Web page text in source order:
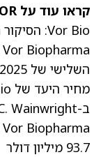
קראו עוד על VOR:
Vor Bio: הסיקור חודש ב-Wedbush עם דירוג נייטרלי
השלישי של 2025 ועדכונים אסטרטגיים
ב-H.C. Wainwright
93.7 מיליון דולר